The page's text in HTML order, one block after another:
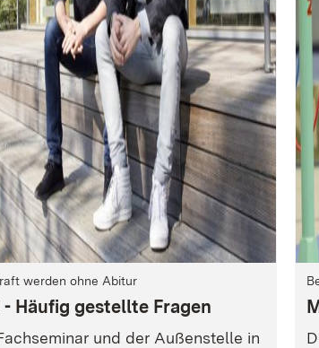
werden ohne Abitur
- Häufig gestellte Fragen
und der Außenstelle in